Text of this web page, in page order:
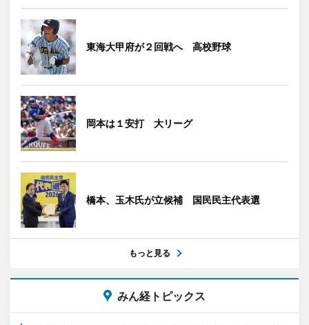
東海大甲府が２回戦へ 高校野球
岡本は１安打 大リーグ
橋本、玉木氏が立候補 国民民主代表選
もっと見る
みん経トピックス